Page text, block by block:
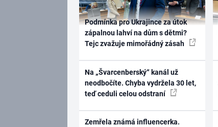
Podmínka pro Ukrajince za útok
zápalnou lahví na dům s dětmi?
Tejc zvažuje mimořádný zásah
Na „Švarcenberský“ kanál už
neodbočíte. Chyba vydržela 30 let,
teď ceduli celou odstraní
Zemřela známá influencerka.